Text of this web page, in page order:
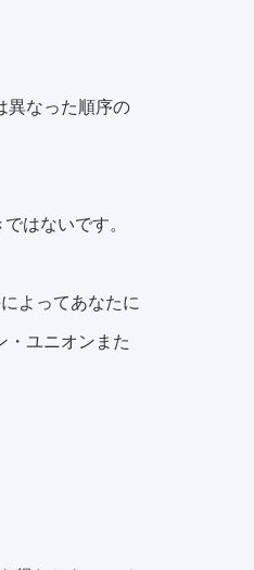
異なった順序の
はないです。
よってあなたに
・ユニオンまた